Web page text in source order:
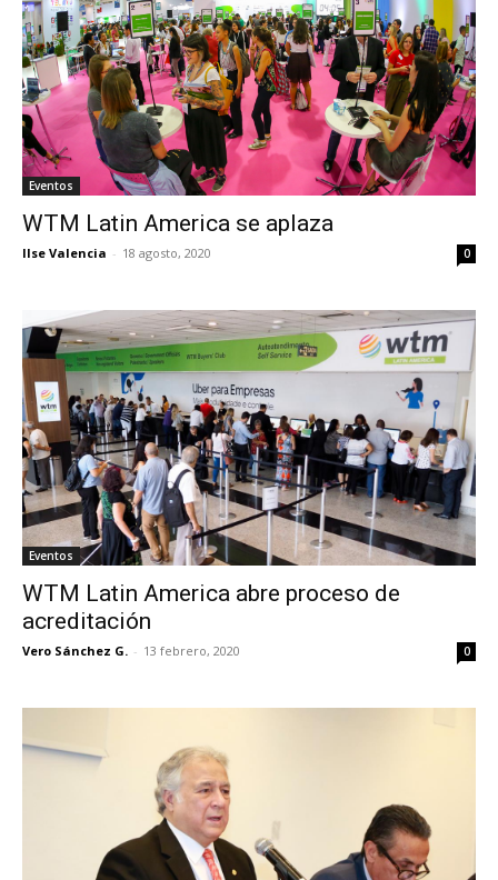
Eventos
WTM Latin America se aplaza
Ilse Valencia - 18 agosto, 2020 0
Eventos
WTM Latin America abre proceso de
acreditación
Vero Sánchez G. - 13 febrero, 2020 0